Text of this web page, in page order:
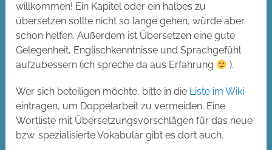
willkommen! Ein Kapitel oder ein halbes zu
übersetzen sollte nicht so lange gehen, würde aber
schon helfen. Außerdem ist Übersetzen eine gute
Gelegenheit, Englischkenntnisse und Sprachgefühl
aufzubessern (ich spreche da aus Erfahrung
).
Wer sich beteiligen möchte, bitte in die Liste im Wiki
eintragen, um Doppelarbeit zu vermeiden. Eine
Wortliste mit Übersetzungsvorschlägen für das neue
bzw. spezialisierte Vokabular gibt es dort auch.